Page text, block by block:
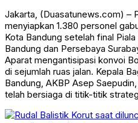
Jakarta, (Duasatunews.com) –
menyiapkan 1.380 personel
Kota Bandung setelah final
Bandung dan Persebaya
Aparat mengantisipasi konvoi
di sejumlah ruas jalan. Kepala
Bandung, AKBP Asep
telah bersiaga di titik-titik